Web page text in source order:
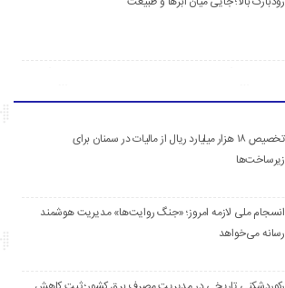
تخصیص ۱۸ هزار میلیارد ریال از مالیات در سمنان برای
زیرساخت‌ها
انسجام ملی لازمه امروز؛ «جنگ روایت‌ها» مدیریت هوشمند
رسانه می‌خواهد